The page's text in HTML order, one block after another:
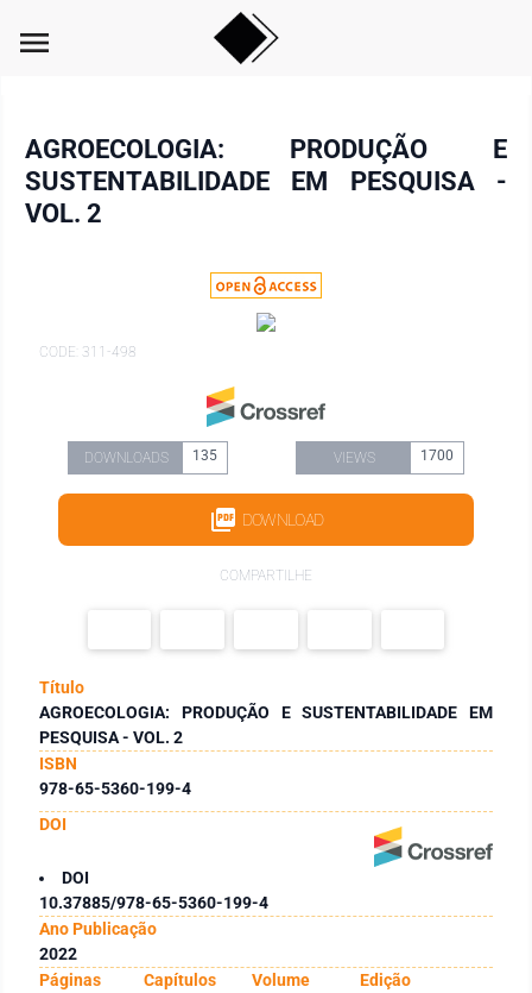
menu
AGROECOLOGIA: PRODUÇÃO E
SUSTENTABILIDADE EM PESQUISA -
VOL. 2
CODE: 311-498
DOWNLOADS 135 VIEWS 1700
DOWNLOAD
COMPARTILHE
Título
AGROECOLOGIA: PRODUÇÃO E SUSTENTABILIDADE EM
PESQUISA - VOL. 2
ISBN
978-65-5360-199-4
DOI
DOI
10.37885/978-65-5360-199-4
Ano Publicação
2022
Páginas
Capítulos Volume
Edição